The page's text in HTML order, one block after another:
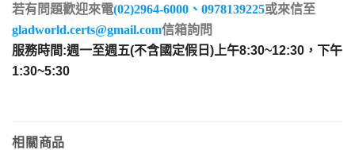
若有問題歡迎來電(02)2964-6000、0978139225或來信至
gladworld.certs@gmail.com信箱詢問
服務時間:週一至週五(不含國定假日)上午8:30~12:30，下午
1:30~5:30
相關商品